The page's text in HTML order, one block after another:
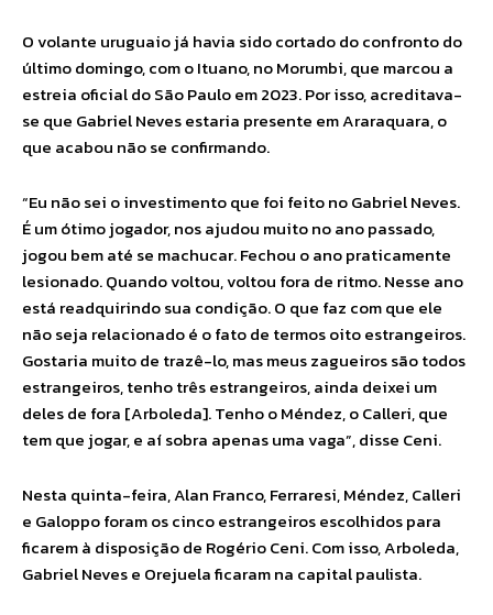
O volante uruguaio já havia sido cortado do confronto do
último domingo, com o Ituano, no Morumbi, que marcou a
estreia oficial do São Paulo em 2023. Por isso, acreditava-
se que Gabriel Neves estaria presente em Araraquara, o
que acabou não se confirmando.
“Eu não sei o investimento que foi feito no Gabriel Neves.
É um ótimo jogador, nos ajudou muito no ano passado,
jogou bem até se machucar. Fechou o ano praticamente
lesionado. Quando voltou, voltou fora de ritmo. Nesse ano
está readquirindo sua condição. O que faz com que ele
não seja relacionado é o fato de termos oito estrangeiros.
Gostaria muito de trazê-lo, mas meus zagueiros são todos
estrangeiros, tenho três estrangeiros, ainda deixei um
deles de fora [Arboleda]. Tenho o Méndez, o Calleri, que
tem que jogar, e aí sobra apenas uma vaga”, disse Ceni.
Nesta quinta-feira, Alan Franco, Ferraresi, Méndez, Calleri
e Galoppo foram os cinco estrangeiros escolhidos para
ficarem à disposição de Rogério Ceni. Com isso, Arboleda,
Gabriel Neves e Orejuela ficaram na capital paulista.